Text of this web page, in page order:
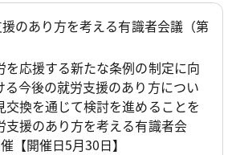
のあり方を考える有識者会議（第
を応援する新たな条例の制定に向
る今後の就労支援のあり方につい
交換を通じて検討を進めることを
支援のあり方を考える有識者会
【開催日5月30日】